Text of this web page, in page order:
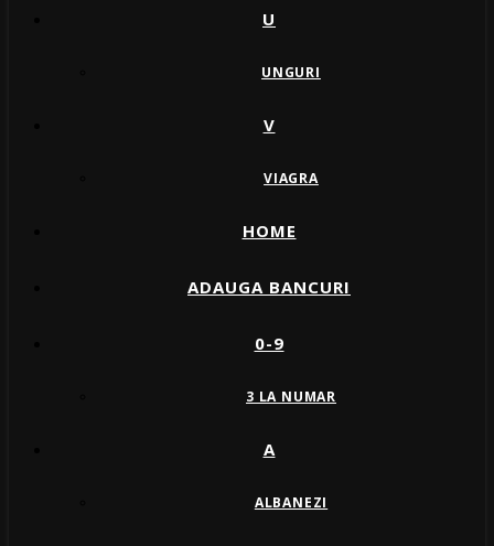
U
UNGURI
V
VIAGRA
HOME
ADAUGA BANCURI
0-9
3 LA NUMAR
A
ALBANEZI